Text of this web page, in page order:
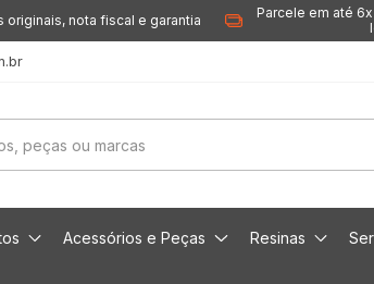
originais, nota fiscal e garantia
Parcele em até
Acessórios e Peças Resinas